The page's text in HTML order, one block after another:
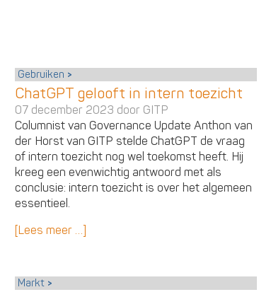
Gebruiken
ChatGPT gelooft in intern toezicht
07 december 2023 door GITP
Columnist van Governance Update Anthon van
der Horst van GITP stelde ChatGPT de vraag
of intern toezicht nog wel toekomst heeft. Hij
kreeg een evenwichtig antwoord met als
conclusie: intern toezicht is over het algemeen
essentieel.
[Lees meer …]
Markt